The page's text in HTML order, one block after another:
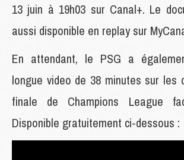
13 juin à 19h03 sur Canal+. Le
aussi disponible en replay sur
En attendant, le PSG a
longue video de 38 minutes sur les
finale de Champions League
Disponible gratuitement ci-dessous :